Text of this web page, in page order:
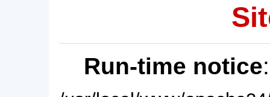
Run-time notice